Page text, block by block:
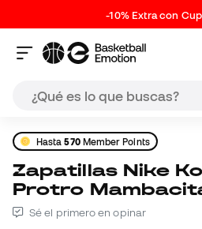
-10% Extra con
Hasta570Member Points
Zapatillas Nike Kobe 3 Low
Protro
Sé el primero en opinar